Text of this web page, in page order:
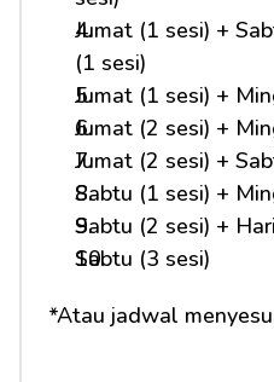
Jumat (1 sesi) +
(1 sesi)
Jumat (1 sesi) +
Jumat (2 sesi) +
Jumat (2 sesi) +
Sabtu (1 sesi) +
Sabtu (2 sesi) +
Sabtu (3 sesi)
*Atau jadwal